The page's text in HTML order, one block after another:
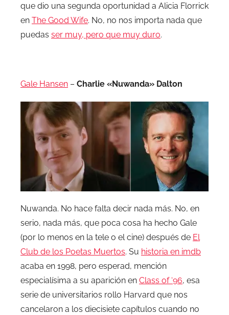
que dio una segunda oportunidad a Alicia Florrick
en The Good Wife. No, no nos importa nada que
puedas ser muy, pero que muy duro.
Gale Hansen – Charlie «Nuwanda» Dalton
Nuwanda. No hace falta decir nada más. No, en
serio, nada más, que poca cosa ha hecho Gale
(por lo menos en la tele o el cine) después de El
Club de los Poetas Muertos. Su historia en imdb
acaba en 1998, pero esperad, mención
especialísima a su aparición en Class of ‘96, esa
serie de universitarios rollo Harvard que nos
cancelaron a los diecisiete capítulos cuando no